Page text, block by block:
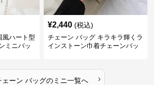
風ハート型
ミニバッ
¥2,440 (税込)
チェーン バッグ キラキラ輝くラ
インストーン巾着チェーンバッ
ェーン バッグのミニ一覧へ ›